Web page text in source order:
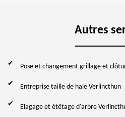
Autres
Pose et changement grillage et
Entreprise taille de haie Verlincthun
Elagage et étêtage d'arbre